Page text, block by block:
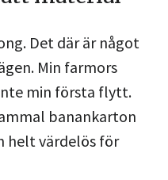
Det där är något
Min farmors
min första flytt.
banankarton
helt värdelös för